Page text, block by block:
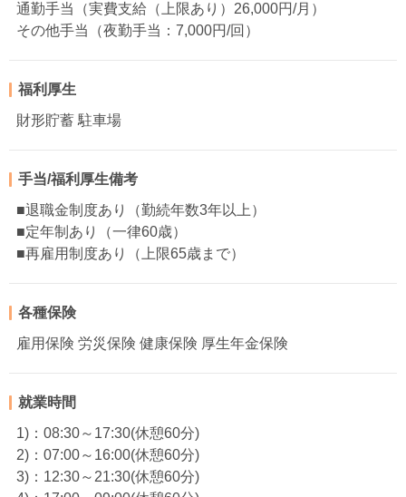
通勤手当（実費支給（上限あり）26,000円/月）
その他手当（夜勤手当：7,000円/回）
福利厚生
財形貯蓄 駐車場
手当/福利厚生備考
■退職金制度あり（勤続年数3年以上）
■定年制あり（一律60歳）
■再雇用制度あり（上限65歳まで）
各種保険
雇用保険 労災保険 健康保険 厚生年金保険
就業時間
1)：08:30～17:30(休憩60分)
2)：07:00～16:00(休憩60分)
3)：12:30～21:30(休憩60分)